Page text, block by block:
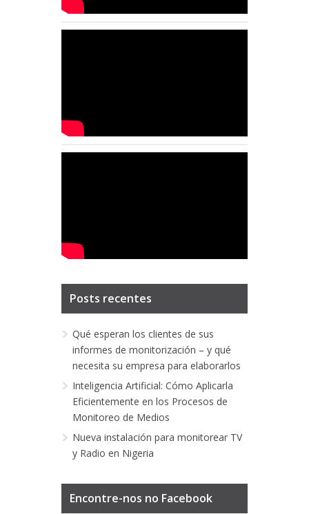
Posts recentes
Qué esperan los clientes de sus
informes de monitorización – y qué
necesita su empresa para elaborarlos
Inteligencia Artificial: Cómo Aplicarla
Eficientemente en los Procesos de
Monitoreo de Medios
Nueva instalación para monitorear TV
y Radio en Nigeria
Encontre-nos no Facebook